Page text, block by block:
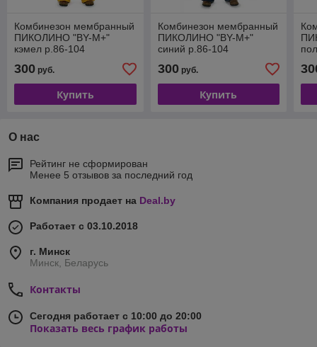
Комбинезон мембранный
ПИКОЛИНО "BY-М+"
кэмел р.86-104
300 руб.
Купить
Комбинезон мембранный
ПИКОЛИНО "BY-М+"
синий р.86-104
300руб.
Купить
О нас
Рейтинг не сформирован
Менее 5 отзывов за последний год
Компания продает на Deal.by
Работает с 03.10.2018
г. Минск
Минск, Беларусь
Контакты
Сегодня работает с 10:00 до 20:00
Показать весь график работы